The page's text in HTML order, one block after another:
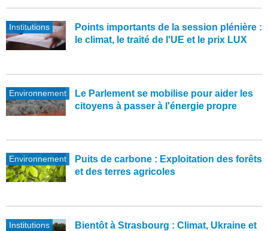
Institutions
Points importants de la session plénière :
le climat, le traité de l'UE et le prix LUX
Environnement
Le Parlement se mobilise pour aider les
citoyens à passer à l'énergie propre
Environnement
Puits de carbone : Exploitation des forêts
et des terres agricoles
Institutions
Bientôt à Strasbourg : Climat, Ukraine et